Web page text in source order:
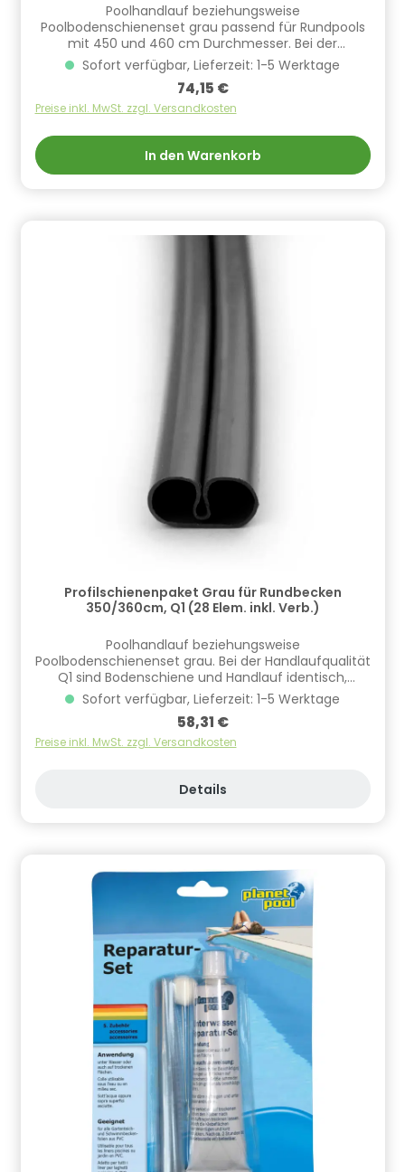
Poolhandlauf beziehungsweise
Poolbodenschienenset grau passend für Rundpools
mit 450 und 460 cm Durchmesser. Bei der
Handlaufqualität Q1 sind Bodenschiene und Handlauf
identisch, bedeutet das in diesem Fall der Satz
entweder als Bodenschiene oder Handlauf
eingesetzt werden kann. ​Die Handläufe sind inklusive
Hersteller/EU Verantwortliche Person: CF Group
Deutschland GmbH, Bahnhofstraße 68, 73240
Wendlingen, DE, info.de@cf.group, +4970244048100
Sofort verfügbar, Lieferzeit: 1-5 Werktage
Regulärer Preis:
74,15 €
Preise inkl. MwSt. zzgl. Versandkosten
In den Warenkorb
Profilschienenpaket Grau für Rundbecken
350/360cm, Q1 (28 Elem. inkl. Verb.)
Poolhandlauf beziehungsweise
Poolbodenschienenset grau. Bei der Handlaufqualität
Q1 sind Bodenschiene und Handlauf identisch,
bedeutet das in diesem Fall der Satz entweder als
Bodenschiene oder Handlauf eingesetzt werden
kann. ​Die Handläufe sind inklusive Verbinder.
Informationen zur Produktsicherheit Hersteller/EU
info.de@cf.group, +4970244048100
Sofort verfügbar, Lieferzeit: 1-5 Werktage
Regulärer Preis:
58,31 €
Preise inkl. MwSt. zzgl. Versandkosten
Details